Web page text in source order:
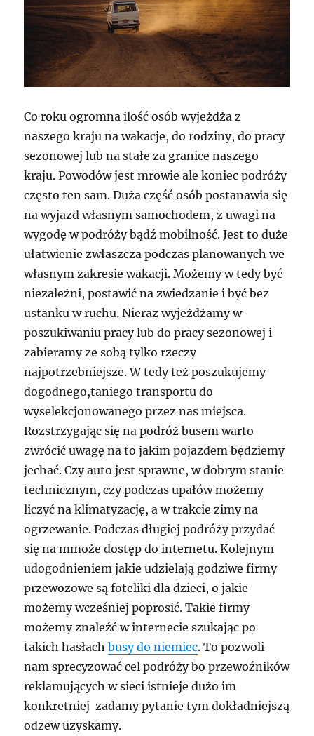
Co roku ogromna ilość osób wyjeżdża z
naszego kraju na wakacje, do rodziny, do pracy
sezonowej lub na stałe za granice naszego
kraju. Powodów jest mrowie ale koniec podróży
często ten sam. Duża część osób postanawia się
na wyjazd własnym samochodem, z uwagi na
wygodę w podróży bądź mobilność. Jest to duże
ułatwienie zwłaszcza podczas planowanych we
własnym zakresie wakacji. Możemy w tedy być
niezależni, postawić na zwiedzanie i być bez
ustanku w ruchu. Nieraz wyjeżdżamy w
poszukiwaniu pracy lub do pracy sezonowej i
zabieramy ze sobą tylko rzeczy
najpotrzebniejsze. W tedy też poszukujemy
dogodnego,taniego transportu do
wyselekcjonowanego przez nas miejsca.
Rozstrzygając się na podróż busem warto
zwrócić uwagę na to jakim pojazdem będziemy
jechać. Czy auto jest sprawne, w dobrym stanie
technicznym, czy podczas upałów możemy
liczyć na klimatyzację, a w trakcie zimy na
ogrzewanie. Podczas długiej podróży przydać
się na mmoże dostęp do internetu. Kolejnym
udogodnieniem jakie udzielają godziwe firmy
przewozowe są foteliki dla dzieci, o jakie
możemy wcześniej poprosić. Takie firmy
możemy znaleźć w internecie szukając po
takich hasłachbusy do niemiec. To pozwoli
nam sprecyzować cel podróży bo przewoźników
reklamujących w sieci istnieje dużo im
konkretniej zadamy pytanie tym dokładniejszą
odzew uzyskamy.